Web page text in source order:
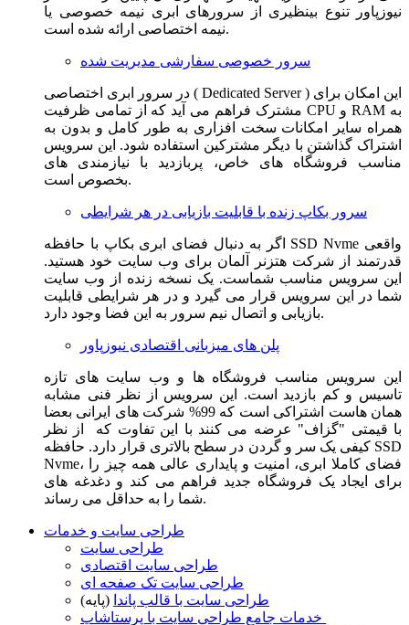
نیوزپاور تنوع بینظیری از سرورهای ابری نیمه خصوصی یا
نیمه اختصاصی ارائه شده است.
سرور خصوصی سفارشی مدیریت شده
در سرور ابری اختصاصی ( Dedicated Server ) این امکان برای
مشترک فراهم می آید که از تمامی ظرفیت CPU و RAM به
همراه سایر امکانات سخت افزاری به طور کامل و بدون به
اشتراک گذاشتن با دیگر مشترکین استفاده شود. این سرویس
مناسب فروشگاه های خاص، پربازدید با نیازمندی های
بخصوص است.
سرور بکاپ زنده با قابلیت بازیابی در هر شرایطی
اگر به دنبال فضای ابری بکاپ با حافظه SSD Nvme واقعی
قدرتمند از شرکت هتزنر آلمان برای وب سایت خود هستید.
این سرویس مناسب شماست. یک نسخه زنده از وب سایت
شما در این سرویس قرار می گیرد و در هر شرایطی قابلیت
بازیابی و اتصال نیم سرور به این فضا وجود دارد.
پلن های میزبانی اقتصادی نیوزپاور
این سرویس مناسب فروشگاه ها و وب سایت های تازه
تاسیس و کم بازدید است. این سرویس از نظر فنی مشابه
همان هاست اشتراکی است که 99% شرکت های ایرانی بعضا
با قیمتی "گزاف" عرضه می کنند با این تفاوت که از نظر
کیفی یک سر و گردن در سطح بالاتری قرار دارد. حافظه SSD
Nvme، فضای کاملا ابری، امنیت و پایداری عالی همه چیز را
برای ایجاد یک فروشگاه جدید فراهم می کند و دغدغه های
شما را به حداقل می رساند.
طراحی سایت و خدمات
طراحی سایت
طراحی سایت اقتصادی
طراحی سایت تک صفحه ای
طراحی سایت با قالب پاندا (پایه)